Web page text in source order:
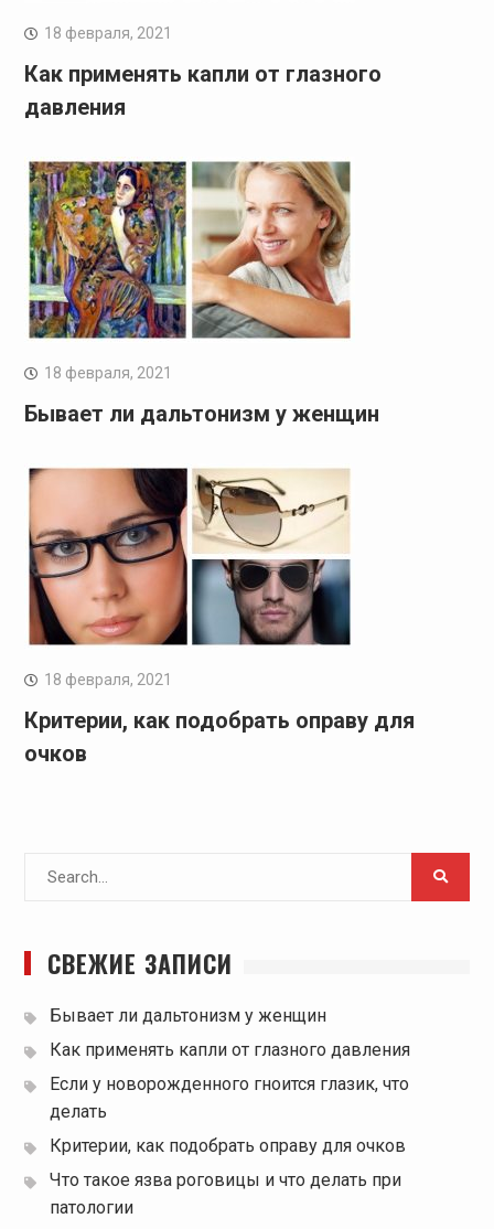
18 февраля, 2021
Как применять капли от глазного
давления
18 февраля, 2021
Бывает ли дальтонизм у женщин
18 февраля, 2021
Критерии, как подобрать оправу для
очков
СВЕЖИЕ ЗАПИСИ
Бывает ли дальтонизм у женщин
Как применять капли от глазного давления
Если у новорожденного гноится глазик, что
делать
Критерии, как подобрать оправу для очков
Что такое язва роговицы и что делать при
патологии